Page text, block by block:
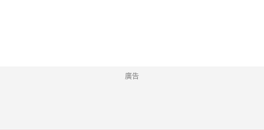
廣告